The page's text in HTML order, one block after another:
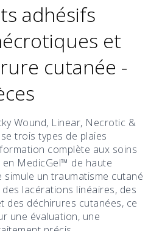
adhésifs
et
cutanée -
Wound, Linear, Necrotic &
trois types de plaies
complète aux soins
en MedicGel™ de haute
simule un traumatisme cutané
lacérations linéaires, des
des déchirures cutanées, ce
une évaluation, une